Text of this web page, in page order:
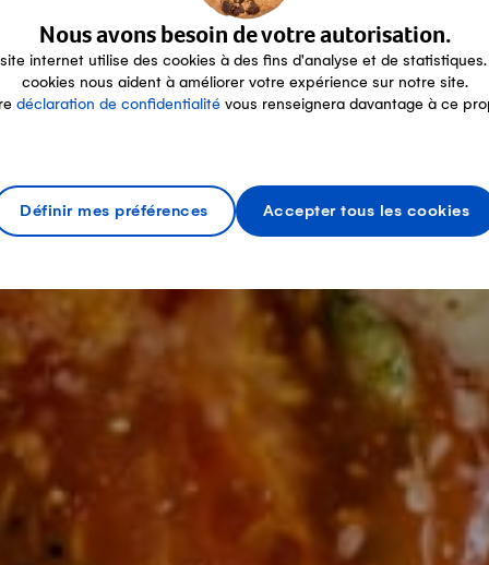
Nous avons besoin de votre autorisation.
internet utilise des cookies à des fins d'analyse et de statistiques.
cookies nous aident à améliorer votre expérience sur notre site.
déclaration de confidentialité vous renseignera davantage à ce
Définir mes préférences Accepter tous les cookies